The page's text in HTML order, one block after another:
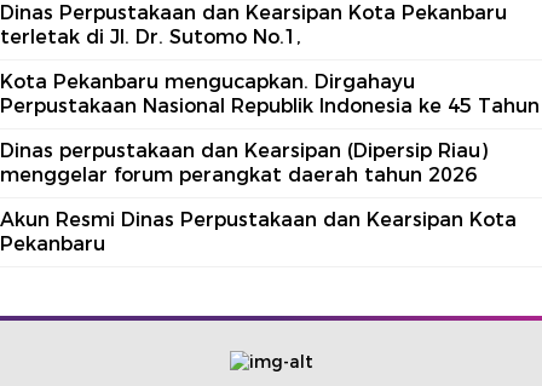
Dinas Perpustakaan dan Kearsipan Kota Pekanbaru
terletak di Jl. Dr. Sutomo No.1,
Kota Pekanbaru mengucapkan. Dirgahayu
Perpustakaan Nasional Republik Indonesia ke 45 Tahun
Dinas perpustakaan dan Kearsipan (Dipersip Riau)
menggelar forum perangkat daerah tahun 2026
Akun Resmi Dinas Perpustakaan dan Kearsipan Kota
Pekanbaru